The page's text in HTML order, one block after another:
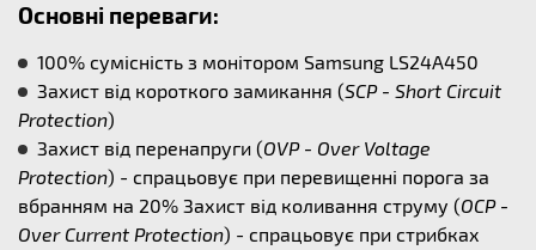
Основні переваги:
100% сумісність з монітором Samsung LS24A450
Захист від короткого замикання (SCP - Short Circuit
Protection)
Захист від перенапруги (OVP - Over Voltage
Protection) - спрацьовує при перевищенні порога за
вбранням на 20% Захист від коливання струму (OCP -
Over Current Protection) - спрацьовує при стрибках